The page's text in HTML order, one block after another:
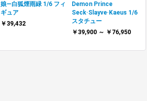
娘―白狐煙雨緑 1/6 フィ
ギュア
￥39,432
Demon Prince
Seck·Slayve·Kaeus 1/6
スタチュー
￥39,900 ～ ￥76,950